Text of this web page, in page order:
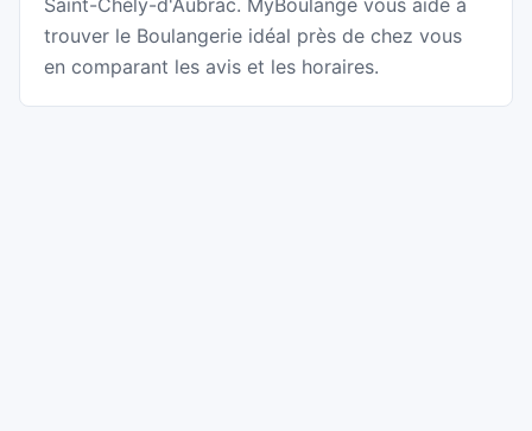
Saint-Chély-d'Aubrac. MyBoulange vous aide à
trouver le Boulangerie idéal près de chez vous
en comparant les avis et les horaires.